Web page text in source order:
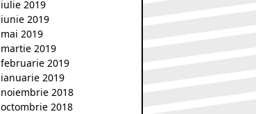
iulie 2019
iunie 2019
mai 2019
martie 2019
februarie 2019
ianuarie 2019
noiembrie 2018
octombrie 2018